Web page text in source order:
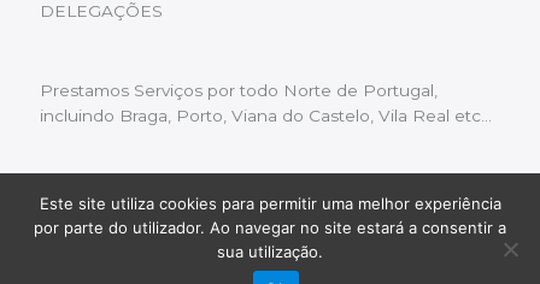
DELEGAÇÕES
Prestamos Serviços por todo Norte de Portugal,
incluindo Braga, Porto, Viana do Castelo, Vila Real etc…
Livro de Reclamações | Política de Privacidade
Copyright © 2022 Limpeza Chaminés | Desenvolvido
Fluxo Digital – a inovar a web
Este site utiliza cookies para permitir uma melhor experiência
por parte do utilizador. Ao navegar no site estará a consentir a
sua utilização.